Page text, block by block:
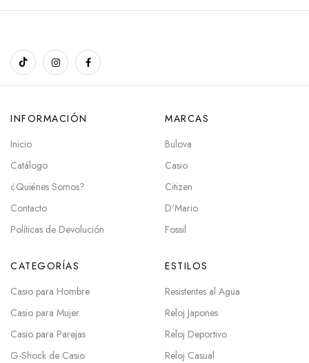
INFORMACIÓN
Inicio
Catálogo
¿Quiénes Somos?
Contacto
Políticas de Devolución
MARCAS
Bulova
Casio
Citizen
D'Mario
Fossil
CATEGORÍAS
Casio para Hombre
Casio para Mujer
Casio para Parejas
G-Shock de Casio
ESTILOS
Resistentes al Agua
Reloj Japones
Reloj Deportivo
Reloj Casual